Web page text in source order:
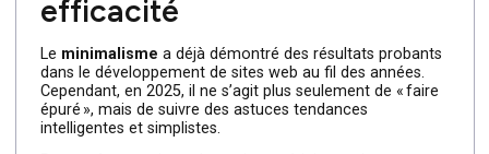
1. Le design minimaliste
repensé : sobriété et
efficacité